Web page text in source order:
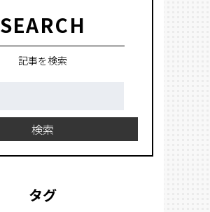
SEARCH
記事を検索
検索
タグ